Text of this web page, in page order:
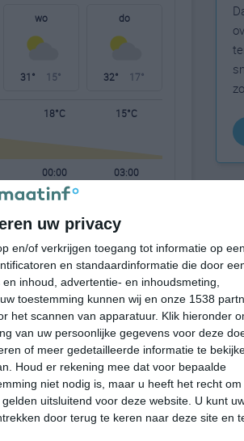
uw privacy
en/of verkrijgen toegang tot informatie op
en standaardinformatie die door
inhoud, advertentie- en inhoudsmeting,
toestemming kunnen wij en onze 1538
het scannen van apparatuur. Klik hieronder
van uw persoonlijke gegevens voor deze
of meer gedetailleerde informatie te
Houd er rekening mee dat voor bepaalde
niet nodig is, maar u heeft het recht
uitsluitend voor deze website. U kunt
door terug te keren naar deze site en
wo
31° 15°
do
32° 17°
18°C 15°C
00:00 03:00
O 1